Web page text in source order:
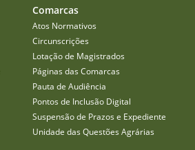
Comarcas
Atos Normativos
Circunscrições
Lotação de Magistrados
Páginas das Comarcas
Pauta de Audiência
Pontos de Inclusão Digital
Suspensão de Prazos e Expediente
Unidade das Questões Agrárias